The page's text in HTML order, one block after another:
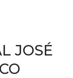
JOSÉ